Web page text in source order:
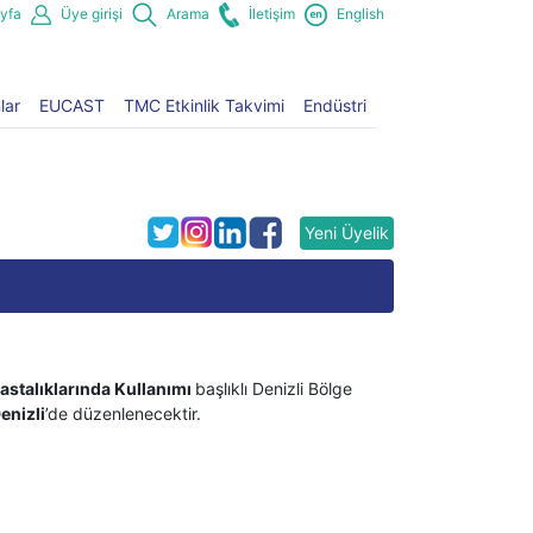
Üye girişi Arama İletişim English
EUCAST TMC Etkinlik Takvimi Endüstri
Yeni Üyelik
Kullanımı başlıklı Denizli Bölge
’de düzenlenecektir.